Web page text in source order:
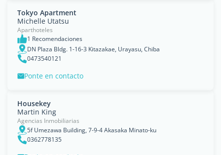
Tokyo Apartment
Michelle Utatsu
Aparthoteles
1 Recomendaciones
DN Plaza Bldg. 1-16-3 Kitazakae, Urayasu, Chiba
0473540121
Ponte en contacto
Housekey
Martin King
Agencias Inmobiliarias
5f Umezawa Building, 7-9-4 Akasaka Minato-ku
0362778135